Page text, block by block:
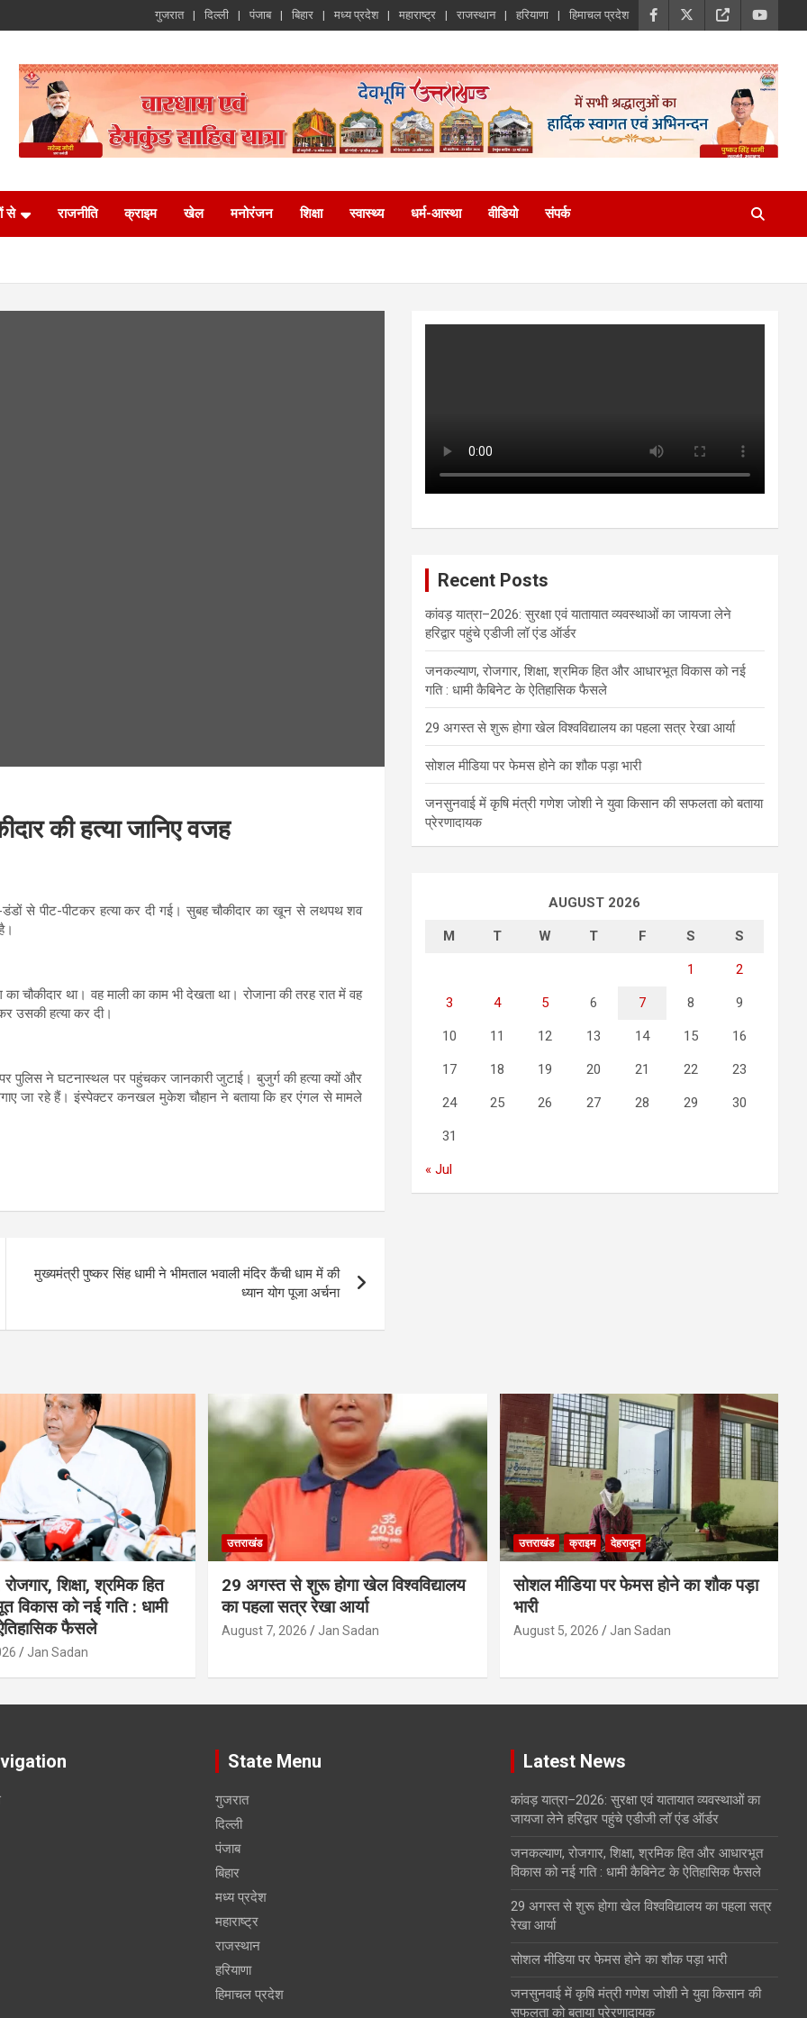
गुजरात दिल्ली पंजाब बिहार मध्य प्रदेश महाराष्ट्र राजस्थान हरियाणा हिमाचल प्रदेश
से राजनीति क्राइम खेल मनोरंजन शिक्षा स्वास्थ्य धर्म-आस्था वीडियो संपर्क
की हत्या जानिए वजह
से पीट-पीटकर हत्या कर दी गई। सुबह चौकीदार का खून से लथपथ शव
का चौकीदार था। वह माली का काम भी देखता था। रोजाना की तरह रात में वह
उसकी हत्या कर दी।
ने घटनास्थल पर पहुंचकर जानकारी जुटाई। बुजुर्ग की हत्या क्यों और
जा रहे हैं। इंस्पेक्टर कनखल मुकेश चौहान ने बताया कि हर एंगल से मामले
मुख्यमंत्री पुष्कर सिंह धामी ने भीमताल भवाली मंदिर कैंची धाम में की
ध्यान योग पूजा अर्चना
Recent Posts
कांवड़ यात्रा–2026: सुरक्षा एवं यातायात व्यवस्थाओं का जायजा लेने
हरिद्वार पहुंचे एडीजी लॉ एंड ऑर्डर
जनकल्याण, रोजगार, शिक्षा, श्रमिक हित और आधारभूत विकास को नई
गति : धामी कैबिनेट के ऐतिहासिक फैसले
29 अगस्त से शुरू होगा खेल विश्वविद्यालय का पहला सत्र रेखा आर्या
सोशल मीडिया पर फेमस होने का शौक पड़ा भारी
जनसुनवाई में कृषि मंत्री गणेश जोशी ने युवा किसान की सफलता को बताया
प्रेरणादायक
AUGUST 2026
M T W T F S S
1 2
3 4 5 6 7 8 9
10 11 12 13 14 15 16
17 18 19 20 21 22 23
24 25 26 27 28 29 30
31
« Jul
शिक्षा, श्रमिक हित
विकास को नई गति : धामी
फैसले
Jan Sadan
उत्तराखंड
29 अगस्त से शुरू होगा खेल विश्वविद्यालय
का पहला सत्र रेखा आर्या
August 7, 2026 Jan Sadan
उत्तराखंड क्राइम देहरादून
सोशल मीडिया पर फेमस होने का शौक पड़ा
भारी
August 5, 2026 Jan Sadan
State Menu
गुजरात
दिल्ली
पंजाब
बिहार
मध्य प्रदेश
महाराष्ट्र
राजस्थान
हरियाणा
हिमाचल प्रदेश
Latest News
कांवड़ यात्रा–2026: सुरक्षा एवं यातायात व्यवस्थाओं का
जायजा लेने हरिद्वार पहुंचे एडीजी लॉ एंड ऑर्डर
जनकल्याण, रोजगार, शिक्षा, श्रमिक हित और आधारभूत
विकास को नई गति : धामी कैबिनेट के ऐतिहासिक फैसले
29 अगस्त से शुरू होगा खेल विश्वविद्यालय का पहला सत्र
रेखा आर्या
सोशल मीडिया पर फेमस होने का शौक पड़ा भारी
जनसुनवाई में कृषि मंत्री गणेश जोशी ने युवा किसान की
सफलता को बताया प्रेरणादायक